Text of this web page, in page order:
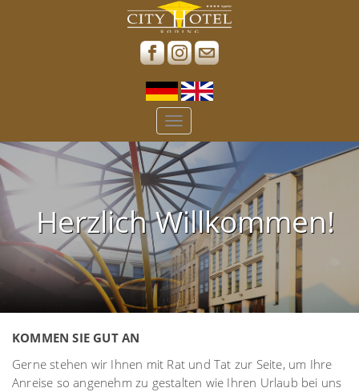
Toggle
navigation
Herzlich Willkommen!
KOMMEN SIE GUT AN
Gerne stehen wir Ihnen mit Rat und Tat zur Seite, um Ihre
Anreise so angenehm zu gestalten wie Ihren Urlaub bei uns